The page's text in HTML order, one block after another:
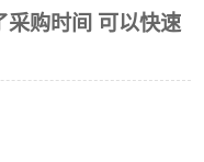
采购时间 可以快速